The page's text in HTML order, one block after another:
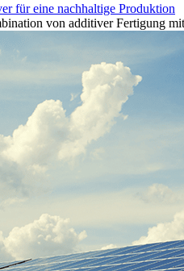
für eine nachhaltige Produktion
von additiver Fertigung